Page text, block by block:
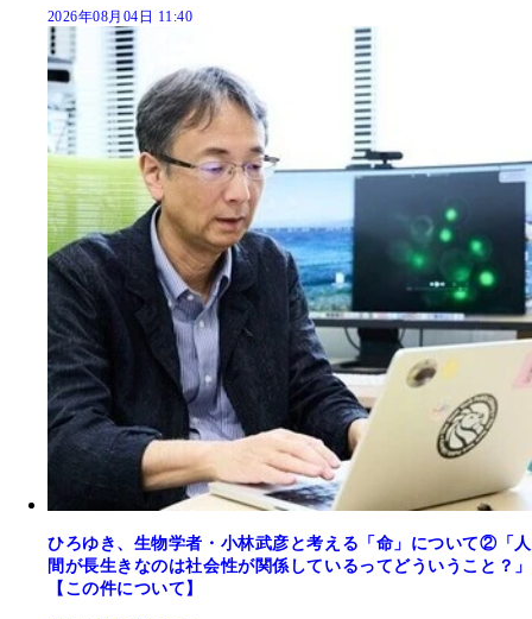
2026年08月04日 11:40
ひろゆき、生物学者・小林武彦と考える「命」について②「人
間が長生きなのは社会性が関係しているってどういうこと？」
【この件について】